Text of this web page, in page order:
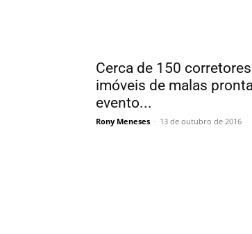
Cerca de 150
imóveis de malas
evento...
Rony Meneses - 13 de outubro de 2016